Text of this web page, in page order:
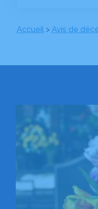
Accueil> Avis de